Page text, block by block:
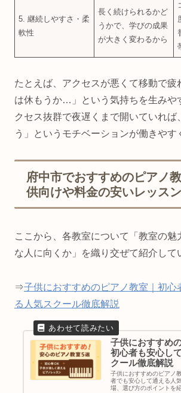
5. 継続しやすさ・柔
軟性
長く続けられるかど
うかで、学びの成果
が大きく変わるから
たとえば、アクセスが悪くて移動で疲
は休もうか…」という気持ちを生みや
クセス抜群で夜遅くまで開いていれば
う」というモチベーションが働きやす
府中市でおすすめのピアノ
供向けや料金の安いレッス
ここから、各教室について「教室の魅
な人に向くか」を織り交ぜて紹介して
⇒子供におすすめのピアノ教室｜初心
る人気スクール徹底解説
子供におすすめ
初心者も安心し
クール徹底解説
子供におすすめのピアノ
者でも安心して通える人
場、選び方のポイントを